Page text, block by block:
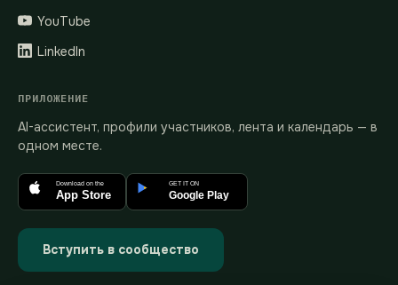
YouTube
LinkedIn
ПРИЛОЖЕНИЕ
AI-ассистент, профили участников, лента и календарь — в
одном месте.
Download on the
App Store
GET IT ON
Google Play
Вступить в сообщество